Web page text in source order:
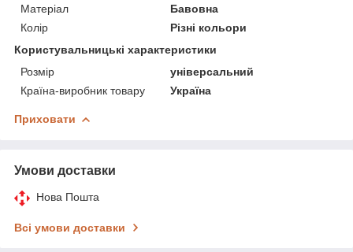
Матеріал
Бавовна
Колір
Різні кольори
Користувальницькі характеристики
Розмір
універсальний
Країна-виробник товару
Україна
Приховати
Умови доставки
Нова Пошта
Всі умови доставки